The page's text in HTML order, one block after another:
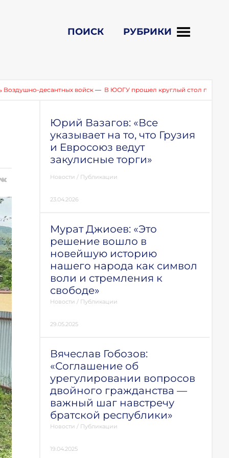
ПОИСК РУБРИКИ
десантных войск—В ЮОГУ прошел круглый стол по итогам
Юрий Вазагов: «Все
указывает на то, что Грузия
и Евросоюз ведут
закулисные торги»
Новости / Публикации
23.04.2026
Мурат Джиоев: «Это
решение вошло в
новейшую историю
нашего народа как символ
воли и стремления к
свободе»
Новости / Публикации
29.05.2025
Вячеслав Гобозов:
«Соглашение об
урегулировании вопросов
двойного гражданства —
важный шаг навстречу
братской республики»
Новости / Публикации
19.04.2025